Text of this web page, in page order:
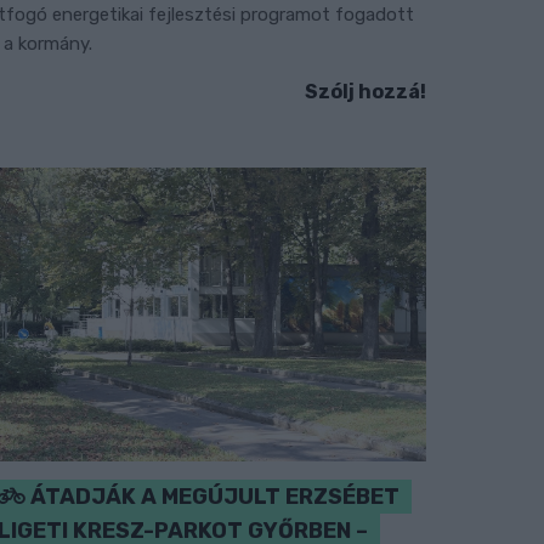
energetikai fejlesztési programot fogadott
a kormány.
Szólj hozzá!
ÁTADJÁK A MEGÚJULT ERZSÉBET
KRESZ-PARKOT GYŐRBEN –